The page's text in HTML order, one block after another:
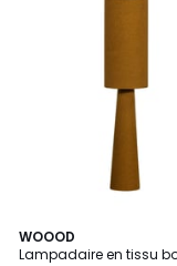
WOOOD
Lampadaire en tissu
2
Couleurs